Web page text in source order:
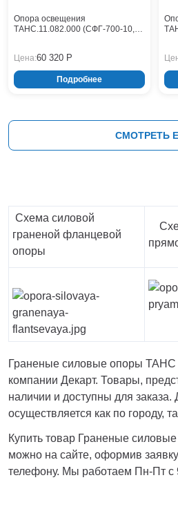
Опора освещения
ТАНС.11.082.000 (СФГ-700-10,0-
Цена:60 320 Р
Подробнее
СМОТРЕТЬ
Схема силовой
граненой фланцевой
опоры
Граненые силовые опоры ТАНС
компании Декарт. Товары,
наличии и доступны для заказа.
осуществляется как по городу,
Купить товар Граненые
можно на сайте, оформив
телефону. Мы работаем Пн-Пт с